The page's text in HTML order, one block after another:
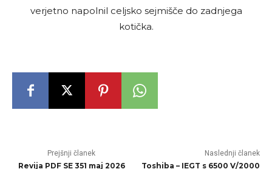
verjetno napolnil celjsko sejmišče do zadnjega
kotička.
Prejšnji članek
Revija PDF SE 351 maj 2026
Naslednji članek
Toshiba – IEGT s 6500 V/2000